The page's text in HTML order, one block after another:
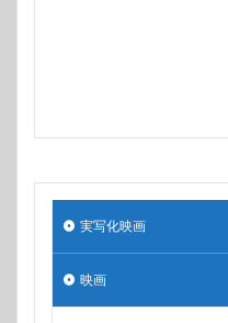
実写化映画
映画